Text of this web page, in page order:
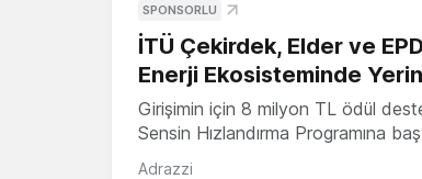
SPONSORLU
İTÜ Çekirdek, Elder ve
Enerji Ekosisteminde
Girişimin için 8 milyon TL ödül
Sensin Hızlandırma Programına
Adrazzi